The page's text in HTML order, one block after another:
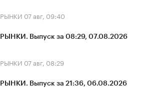
РЫНКИ 07 авг, 09:40
РЫНКИ. Выпуск за 08:29, 07.08.2026
РЫНКИ 07 авг, 08:29
РЫНКИ. Выпуск за 21:36, 06.08.2026